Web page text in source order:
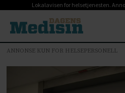
Lokalavisen for helsetjenesten.
ANNONSE KUN FOR HELSEPERSONELL